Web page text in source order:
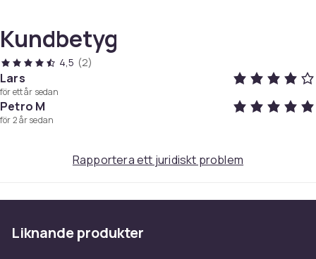
Produktionsår: 2024
Produktionsland: USA
Åldersgräns: 0 år
Region: 2
Bild: 2.39:1 HD
Språk: Svenska, Danska, Norska Finska, Engelska,
Ljud: 7.1 DTS-HDMA, Dolby Digital 5.1
Streckkod: 7333018030640
Kundbetyg
4,5 (2)
Lars
för ett år sedan
Petro M
för 2 år sedan
Rapportera ett juridiskt problem
Liknande produkter